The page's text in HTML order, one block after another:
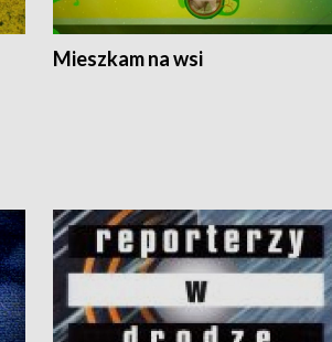
Mieszkam na wsi